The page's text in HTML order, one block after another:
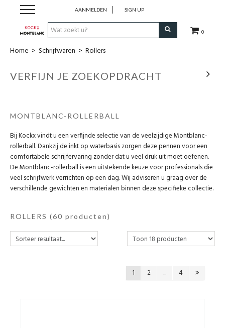
0
AANMELDEN SIGN UP
Schrijfwaren
Collecties
Accessoires
Uurwerken
Cadeaubonnen
Wie zijn wij
Andere merken
Home > Schrijfwaren > Rollers
VERFIJN JE ZOEKOPDRACHT
MONTBLANC-ROLLERBALL
Bij Kockx vindt u een verfijnde selectie van de veelzijdige Montblanc-
rollerball. Dankzij de inkt op waterbasis zorgen deze pennen voor een
comfortabele schrijfervaring zonder dat u veel druk uit moet oefenen.
De Montblanc-rollerball is een uitstekende keuze voor professionals die
veel schrijfwerk verrichten op een dag. Wij adviseren u graag over de
verschillende gewichten en materialen binnen deze specifieke collectie.
ROLLERS (60 producten)
1 2 ... 4